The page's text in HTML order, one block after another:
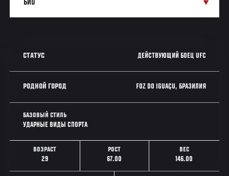
СТАТУС ДЕЙСТВУЮЩИЙ БОЕЦ UFC
РОДНОЙ ГОРОД FOZ DO IGUAÇU, БРАЗИЛИЯ
БАЗОВЫЙ СТИЛЬ
УДАРНЫЕ ВИДЫ СПОРТА
ВОЗРАСТ
29
РОСТ
67.00
ВЕС
146.00